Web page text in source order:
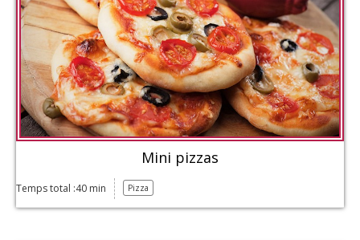
Mini pizzas
Temps total :40 min Pizza